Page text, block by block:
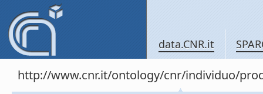
data.CNR.it
http://www.cnr.it/ontology/cnr/individuo/